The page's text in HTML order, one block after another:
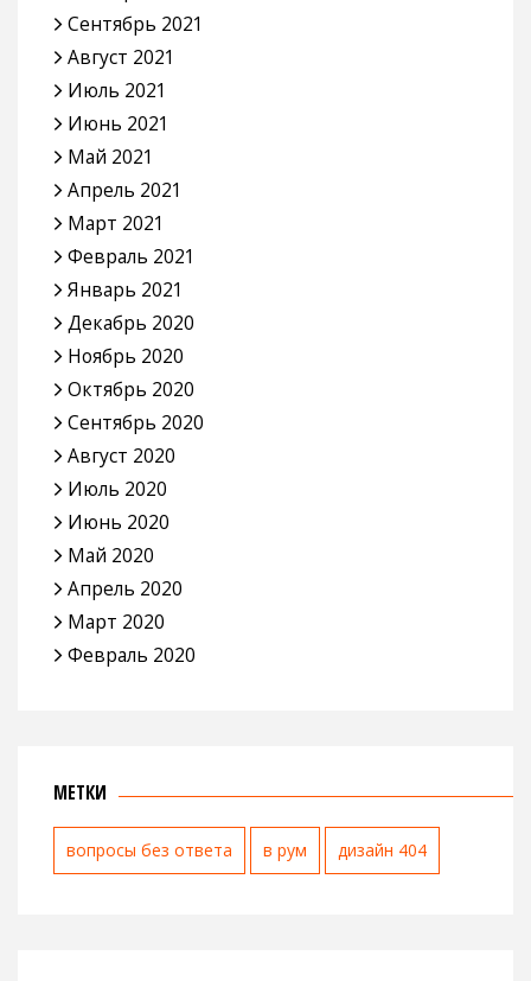
Сентябрь 2021
Август 2021
Июль 2021
Июнь 2021
Май 2021
Апрель 2021
Март 2021
Февраль 2021
Январь 2021
Декабрь 2020
Ноябрь 2020
Октябрь 2020
Сентябрь 2020
Август 2020
Июль 2020
Июнь 2020
Май 2020
Апрель 2020
Март 2020
Февраль 2020
МЕТКИ
вопросы без ответа в рум дизайн 404